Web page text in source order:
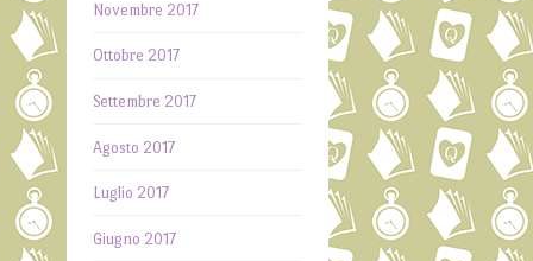
Novembre 2017
Ottobre 2017
Settembre 2017
Agosto 2017
Luglio 2017
Giugno 2017